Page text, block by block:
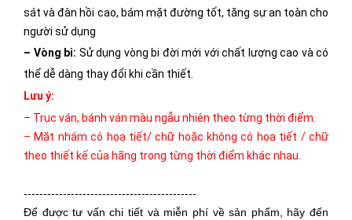
sát và đàn hồi cao, bám mặt đường tốt, tăng sự an toàn cho
người sử dụng
– Vòng bi: Sử dụng vòng bi đời mới với chất lượng cao và có
thể dễ dàng thay đổi khi cần thiết.
Lưu ý:
– Trục ván, bánh ván màu ngẫu nhiên theo từng thời điểm.
– Mặt nhám có họa tiết/ chữ hoặc không có họa tiết / chữ
theo thiết kế của hãng trong từng thời điểm khác nhau.
--------------------------------------------
Để được tư vấn chi tiết và miễn phí về sản phẩm, hãy đến